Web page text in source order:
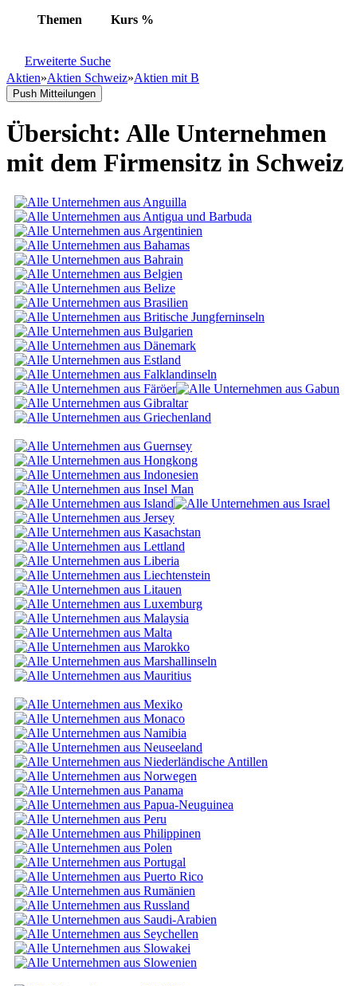
Themen Kurs %
Erweiterte Suche
Aktien»Aktien Schweiz»Aktien mit B
Push Mitteilungen
Übersicht: Alle Unternehmen
mit dem Firmensitz in Schweiz